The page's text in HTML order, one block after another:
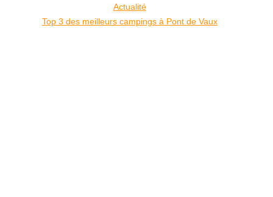
Actualité
Top 3 des meilleurs campings à Pont de Vaux